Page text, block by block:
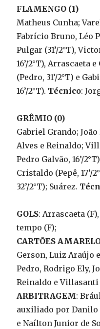
FLAMENGO (1)
Matheus Cunha;
Fabrício Bruno, Léo
Pulgar (31’/2°T),
16’/2°T), Arrascaeta
(Pedro, 31’/2°T) e
16’/2°T). Técnico:
GRÊMIO (0)
Gabriel Grando;
Alves e Reinaldo;
Pedro Galvão, 16’/
Cristaldo (Pepê, 17’/
32’/2°T); Suárez.
GOLS: Arrascaeta
tempo (F);
CARTÕES
Gerson, Luiz Araújo
Pedro, Rodrigo Ely,
Reinaldo e Villasanti
ARBITRAGEM:
auxiliado por Danilo
e Naílton Junior de